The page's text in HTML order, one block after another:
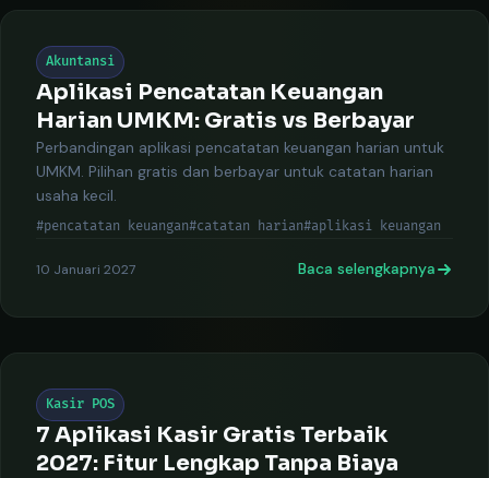
Akuntansi
Aplikasi Pencatatan Keuangan
Harian UMKM: Gratis vs Berbayar
Perbandingan aplikasi pencatatan keuangan harian untuk
UMKM. Pilihan gratis dan berbayar untuk catatan harian
usaha kecil.
#pencatatan keuangan#catatan harian#aplikasi keuangan
10 Januari 2027 Baca selengkapnya
Kasir POS
7 Aplikasi Kasir Gratis Terbaik
2027: Fitur Lengkap Tanpa Biaya